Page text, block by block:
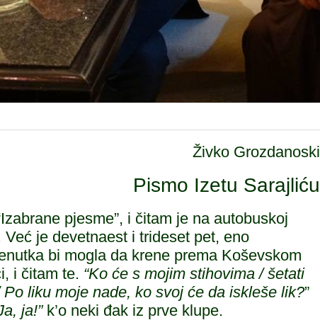
Živko Grozdanoski
Pismo Izetu Sarajliću
pjesme”, i čitam je na autobuskoj
je devetnaest i trideset pet, eno
bi mogla da krene prema Koševskom
i čitam te. “Ko će s mojim stihovima / šetati
liku moje nade, ko svoj će da iskleše lik?”
ja!”k’o neki đak iz prve klupe.